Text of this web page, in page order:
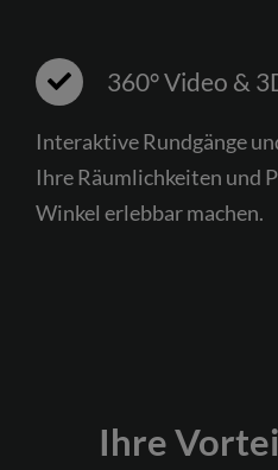
360° Video &
Interaktive Rundgänge
Ihre Räumlichkeiten und
Winkel erlebbar machen.
Ihre